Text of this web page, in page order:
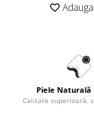
Piele Naturală
Calitate superioară,